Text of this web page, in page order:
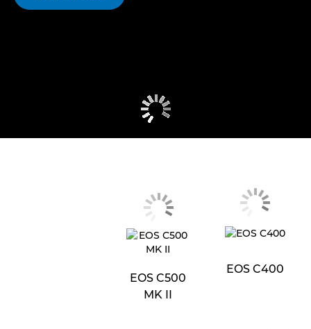
EOS C500
MK II
EOS C400